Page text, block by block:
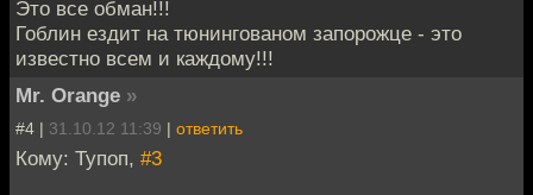
Это все обман!!!
Гоблин ездит на тюнингованом запорожце - это
известно всем и каждому!!!
Mr. Orange »
#4 | 31.10.12 11:39 | ответить
Кому: Тупоп, #3